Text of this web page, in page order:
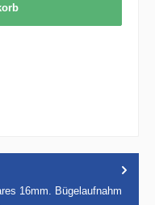
16mm. Bügelaufnahm